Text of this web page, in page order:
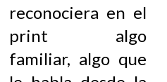
reconociera en el
print algo
familiar, algo que